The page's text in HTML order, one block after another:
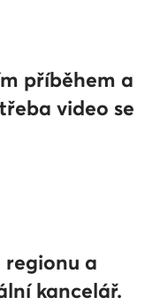
příběhem a
video se
regionu a
kancelář.